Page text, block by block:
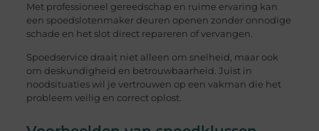
Met professioneel gereedschap en ruime ervaring kan
een spoedslotenmaker deuren openen zonder onnodige
schade en het slot direct repareren of vervangen.
Spoedservice draait niet alleen om snelheid, maar ook
om deskundigheid en betrouwbaarheid. Juist in
noodsituaties wil je vertrouwen op een vakman die het
probleem veilig en correct oplost.